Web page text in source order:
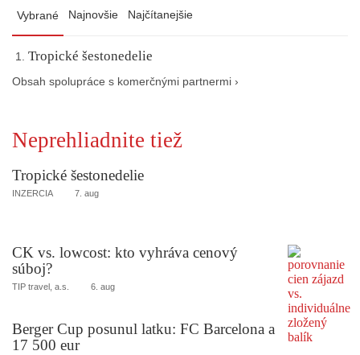
Vybrané Najnovšie Najčítanejšie
Tropické šestonedelie
Obsah spolupráce s komerčnými partnermi ›
Neprehliadnite tiež
Tropické šestonedelie
INZERCIA 7. aug
CK vs. lowcost: kto vyhráva cenový
súboj?
TIP travel, a.s. 6. aug
Berger Cup posunul latku: FC Barcelona a
17 500 eur